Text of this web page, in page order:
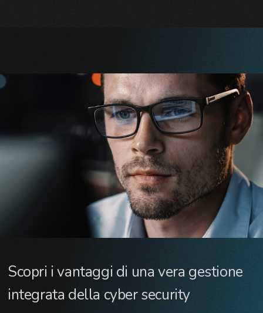
Scopri i vantaggi di una vera gestione
integrata della cyber security